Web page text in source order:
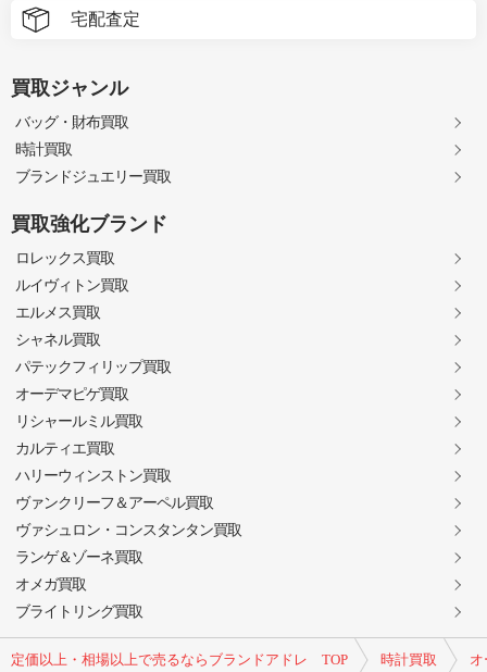
定価以上・相場以上で売るならブランドアドレ TOP 時計買取
宅配査定
買取ジャンル
バッグ・財布買取
時計買取
ブランドジュエリー買取
買取強化ブランド
ロレックス買取
ルイヴィトン買取
エルメス買取
シャネル買取
パテックフィリップ買取
オーデマピゲ買取
リシャールミル買取
カルティエ買取
ハリーウィンストン買取
ヴァンクリーフ＆アーペル買取
ヴァシュロン・コンスタンタン買取
ランゲ＆ゾーネ買取
オメガ買取
ブライトリング買取